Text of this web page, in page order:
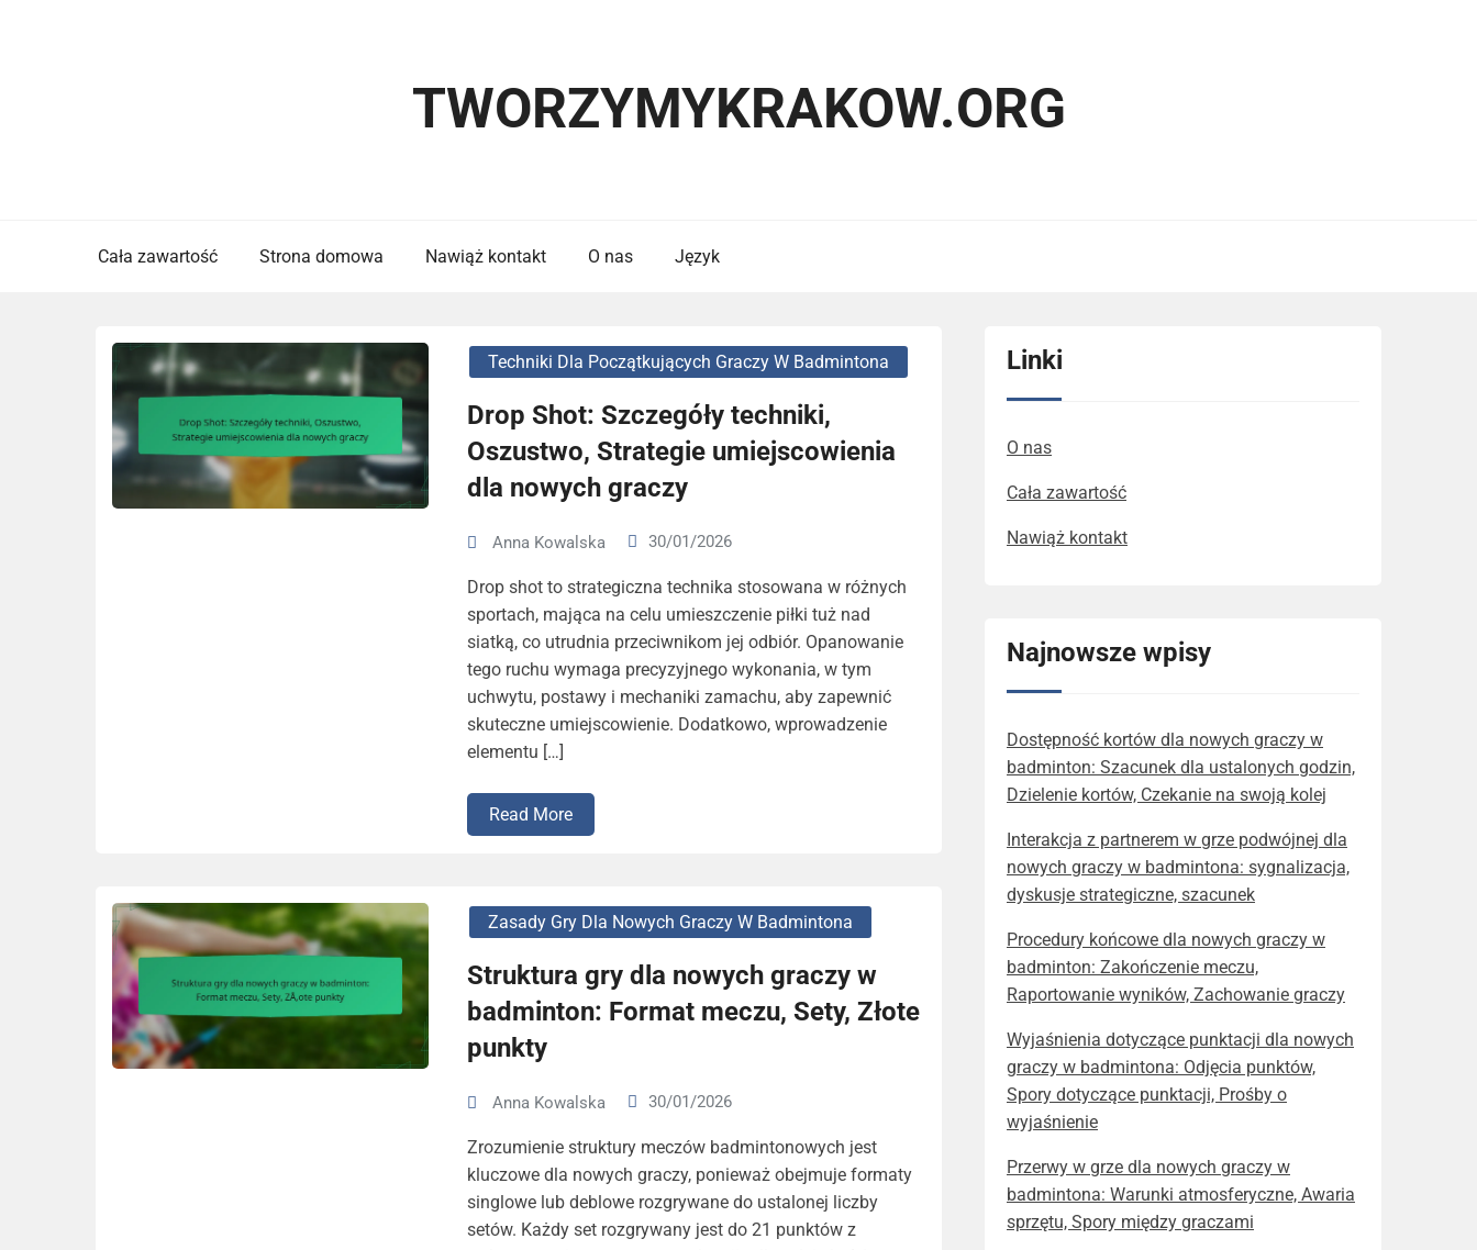
TWORZYMYKRAKOW.ORG
Cała zawartość Strona domowa Nawiąż kontakt O nas Język
Techniki Dla Początkujących Graczy W Badmintona
Drop Shot: Szczegóły techniki,
Oszustwo, Strategie umiejscowienia
dla nowych graczy
Anna Kowalska 30/01/2026
Drop shot to strategiczna technika stosowana w różnych
sportach, mająca na celu umieszczenie piłki tuż nad
siatką, co utrudnia przeciwnikom jej odbiór. Opanowanie
tego ruchu wymaga precyzyjnego wykonania, w tym
uchwytu, postawy i mechaniki zamachu, aby zapewnić
skuteczne umiejscowienie. Dodatkowo, wprowadzenie
elementu […]
Read More
Zasady Gry Dla Nowych Graczy W Badmintona
Struktura gry dla nowych graczy w
badminton: Format meczu, Sety, Złote
punkty
Anna Kowalska 30/01/2026
Zrozumienie struktury meczów badmintonowych jest
kluczowe dla nowych graczy, ponieważ obejmuje formaty
singlowe lub deblowe rozgrywane do ustalonej liczby
setów. Każdy set rozgrywany jest do 21 punktów z
Linki
O nas
Cała zawartość
Nawiąż kontakt
Najnowsze wpisy
Dostępność kortów dla nowych graczy w
badminton: Szacunek dla ustalonych godzin,
Dzielenie kortów, Czekanie na swoją kolej
Interakcja z partnerem w grze podwójnej dla
nowych graczy w badmintona: sygnalizacja,
dyskusje strategiczne, szacunek
Procedury końcowe dla nowych graczy w
badminton: Zakończenie meczu,
Raportowanie wyników, Zachowanie graczy
Wyjaśnienia dotyczące punktacji dla nowych
graczy w badmintona: Odjęcia punktów,
Spory dotyczące punktacji, Prośby o
wyjaśnienie
Przerwy w grze dla nowych graczy w
badmintona: Warunki atmosferyczne, Awaria
sprzętu, Spory między graczami